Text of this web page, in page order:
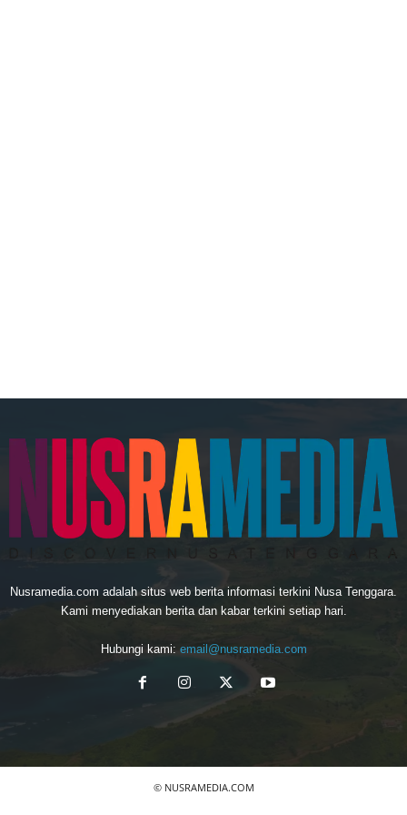
Nusramedia.com adalah situs web berita informasi terkini Nusa Tenggara.
Kami menyediakan berita dan kabar terkini setiap hari.
Hubungi kami: email@nusramedia.com
© NUSRAMEDIA.COM